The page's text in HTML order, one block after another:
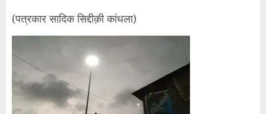
(पत्रकार सादिक सिद्दीक़ी कांधला)